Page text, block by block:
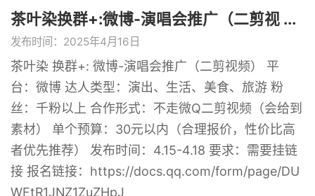
茶叶染换群+:微博-演唱会推广（二剪视 ...
发布时间：2025年4月16日
茶叶染 换群+: 微博-演唱会推广（二剪视频） 平
台：微博 达人类型：演出、生活、美食、旅游 粉
丝：千粉以上 合作形式：不走微Q二剪视频（会给到
素材） 单个预算：30元以内（合理报价，性价比高
者优先推荐） 发布时间：4.15-4.18 要求：需要挂链
接 报名链接：https://docs.qq.com/form/page/DU
WFtR1JNZ1ZuZHpJ